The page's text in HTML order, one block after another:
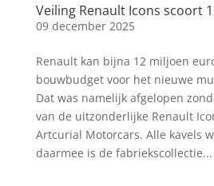
Veiling Renault Icons scoort
09 december 2025
Renault kan bijna 12 miljoen
bouwbudget voor het nieuwe
Dat was namelijk afgelopen
van de uitzonderlijke Renault
Artcurial Motorcars. Alle kavels
daarmee is de fabriekscollectie...